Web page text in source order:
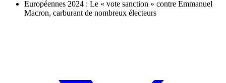
Européennes 2024 : Le « vote sanction » contre Emmanuel
Macron, carburant de nombreux électeurs